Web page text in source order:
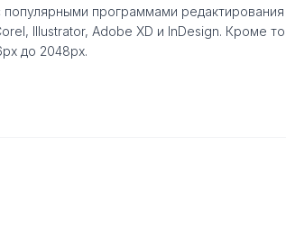
программами
Illustrator, Adobe XD и InDesign. Кроме
до 2048px.